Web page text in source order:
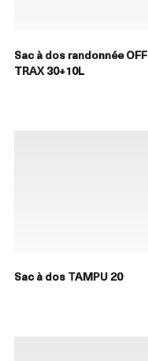
Sac à dos randonnée OFF
TRAX 30+10L
Sac à dos TAMPU 20